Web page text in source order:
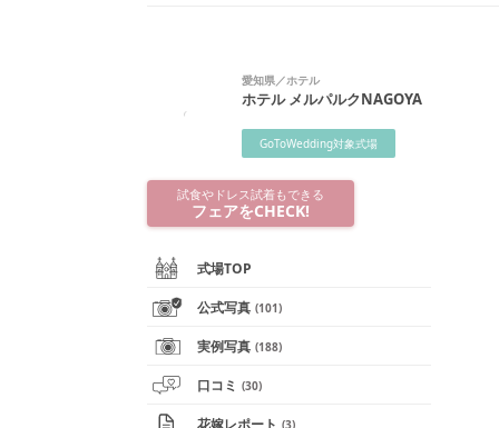
愛知県／ホテル
ホテル メルパルクNAGOYA
GoToWedding対象式場
試食やドレス試着もできる
フェアをCHECK!
式場TOP
公式写真 (101)
実例写真 (188)
口コミ (30)
花嫁レポート (3)